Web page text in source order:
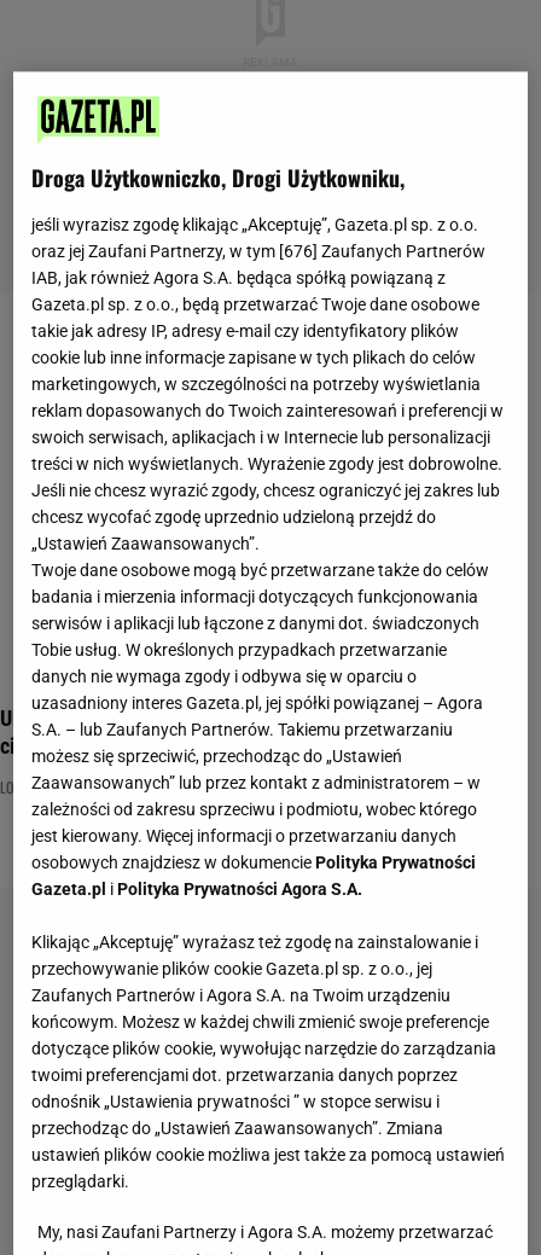
zagadki matematyczne
Ukończyłeś podstawówkę? Te działania powinny być dla
ciebie pestką. Dasz radę?
LOGICZNE MATEMATYKA QUIZ MATEMATYCZNY
Droga Użytkowniczko, Drogi Użytkowniku,
jeśli wyrazisz zgodę klikając „Akceptuję”, Gazeta.pl sp. z o.o.
oraz jej Zaufani Partnerzy, w tym [676] Zaufanych Partnerów
IAB, jak również Agora S.A. będąca spółką powiązaną z
Gazeta.pl sp. z o.o., będą przetwarzać Twoje dane osobowe
takie jak adresy IP, adresy e-mail czy identyfikatory plików
cookie lub inne informacje zapisane w tych plikach do celów
marketingowych, w szczególności na potrzeby wyświetlania
reklam dopasowanych do Twoich zainteresowań i preferencji w
swoich serwisach, aplikacjach i w Internecie lub personalizacji
treści w nich wyświetlanych. Wyrażenie zgody jest dobrowolne.
Jeśli nie chcesz wyrazić zgody, chcesz ograniczyć jej zakres lub
chcesz wycofać zgodę uprzednio udzieloną przejdź do
„Ustawień Zaawansowanych”.
Twoje dane osobowe mogą być przetwarzane także do celów
badania i mierzenia informacji dotyczących funkcjonowania
serwisów i aplikacji lub łączone z danymi dot. świadczonych
Tobie usług. W określonych przypadkach przetwarzanie
danych nie wymaga zgody i odbywa się w oparciu o
uzasadniony interes Gazeta.pl, jej spółki powiązanej – Agora
S.A. – lub Zaufanych Partnerów. Takiemu przetwarzaniu
możesz się sprzeciwić, przechodząc do „Ustawień
Zaawansowanych” lub przez kontakt z administratorem – w
zależności od zakresu sprzeciwu i podmiotu, wobec którego
jest kierowany. Więcej informacji o przetwarzaniu danych
osobowych znajdziesz w dokumenciePolityka Prywatności
Gazeta.pl iPolityka Prywatności Agora S.A.
Klikając „Akceptuję” wyrażasz też zgodę na zainstalowanie i
przechowywanie plików cookie Gazeta.pl sp. z o.o., jej
Zaufanych Partnerów i Agora S.A. na Twoim urządzeniu
końcowym. Możesz w każdej chwili zmienić swoje preferencje
dotyczące plików cookie, wywołując narzędzie do zarządzania
twoimi preferencjami dot. przetwarzania danych poprzez
odnośnik „Ustawienia prywatności ” w stopce serwisu i
przechodząc do „Ustawień Zaawansowanych”. Zmiana
ustawień plików cookie możliwa jest także za pomocą ustawień
przeglądarki.
My, nasi Zaufani Partnerzy i Agora S.A. możemy przetwarzać